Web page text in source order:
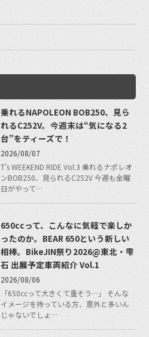
乗れるNAPOLEON BOB250、見ら
れるC252V。今週末は“気になる2
台”をティーズで！
2026/08/07
T's WEEKEND RIDE Vol.3 乗れるナポレオ
ンBOB250、見られるC252V 今週も金曜
日がやって…
650ccって、こんなに気軽で楽しか
ったのか。BEAR 650という新しい
相棒。BikeJIN祭り2026@東北・雫
石 出展予定車両紹介 Vol.1
2026/08/06
「650ccって大きくて重そう…」 そんな
イメージを持っている方、意外と多いん
じゃないでしょ…